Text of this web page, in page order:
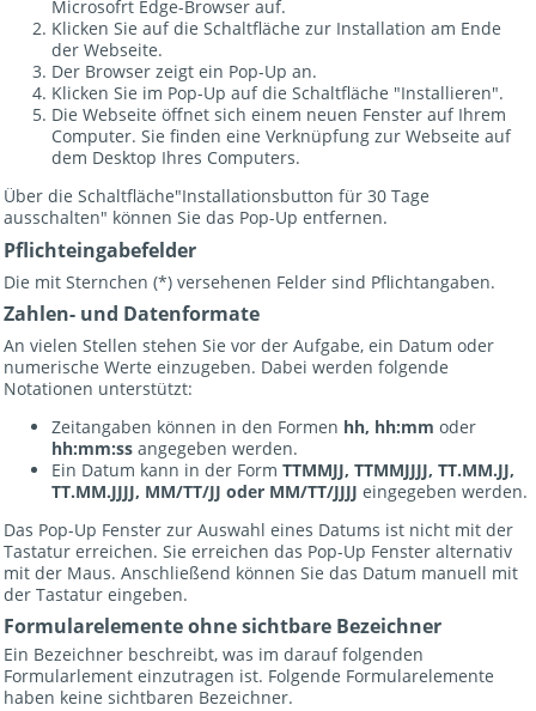
Microsofrt Edge-Browser auf.
Klicken Sie auf die Schaltfläche zur Installation am Ende
der Webseite.
Der Browser zeigt ein Pop-Up an.
Klicken Sie im Pop-Up auf die Schaltfläche "Installieren".
Die Webseite öffnet sich einem neuen Fenster auf Ihrem
Computer. Sie finden eine Verknüpfung zur Webseite auf
dem Desktop Ihres Computers.
Über die Schaltfläche"Installationsbutton für 30 Tage
ausschalten" können Sie das Pop-Up entfernen.
Pflichteingabefelder
Die mit Sternchen (*) versehenen Felder sind Pflichtangaben.
Zahlen- und Datenformate
An vielen Stellen stehen Sie vor der Aufgabe, ein Datum oder
numerische Werte einzugeben. Dabei werden folgende
Notationen unterstützt:
Zeitangaben können in den Formen hh, hh:mm oder
hh:mm:ss angegeben werden.
Ein Datum kann in der Form TTMMJJ, TTMMJJJJ, TT.MM.JJ,
TT.MM.JJJJ, MM/TT/JJ oder MM/TT/JJJJ eingegeben werden.
Das Pop-Up Fenster zur Auswahl eines Datums ist nicht mit der
Tastatur erreichen. Sie erreichen das Pop-Up Fenster alternativ
mit der Maus. Anschließend können Sie das Datum manuell mit
der Tastatur eingeben.
Formularelemente ohne sichtbare Bezeichner
Ein Bezeichner beschreibt, was im darauf folgenden
Formularlement einzutragen ist. Folgende Formularelemente
haben keine sichtbaren Bezeichner.